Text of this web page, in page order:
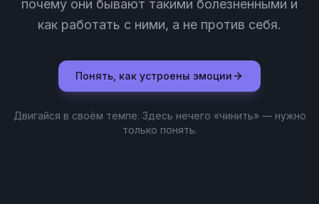
почему они бывают такими болезненными и
как работать с ними, а не против себя.
Понять, как устроены эмоции
Двигайся в своём темпе. Здесь нечего «чинить» — нужно
только понять.